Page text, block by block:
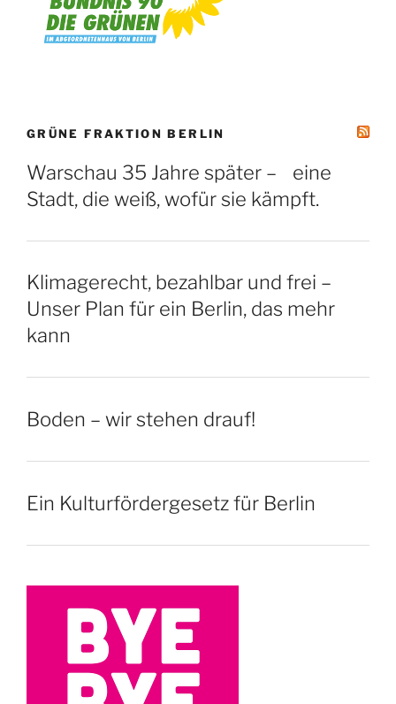
GRÜNE FRAKTION BERLIN
Warschau 35 Jahre später – eine
Stadt, die weiß, wofür sie kämpft.
Klimagerecht, bezahlbar und frei –
Unser Plan für ein Berlin, das mehr
kann
Boden – wir stehen drauf!
Ein Kulturfördergesetz für Berlin